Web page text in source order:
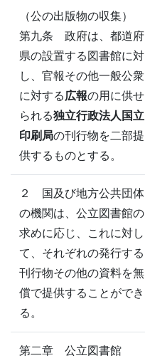
（公の出版物の収集）
第九条 政府は、都道府
県の設置する図書館に対
し、官報その他一般公衆
に対する広報の用に供せ
られる独立行政法人国立
印刷局の刊行物を二部提
供するものとする。
２ 国及び地方公共団体
の機関は、公立図書館の
求めに応じ、これに対し
て、それぞれの発行する
刊行物その他の資料を無
償で提供することができ
る。
第二章 公立図書館